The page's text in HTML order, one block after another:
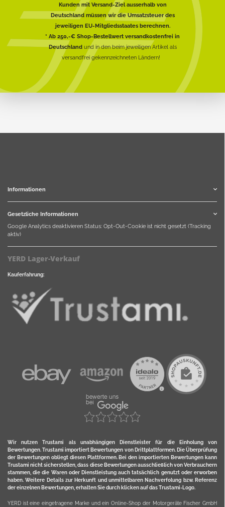
Kunden mit Versand-Ziel ausserhalb von
Deutschland müssen wir die Umsatzsteuer des
jeweiligen EU-Mitgliedsstaates berechnen.
* Ab 250,-€ Shop-Bestellwert versandkostenfrei in
Deutschlandund in den beim jeweiligen Artikel als
versandfrei gekennzeichneten Ländern!
Informationen
Gesetzliche Informationen
Google Analytics deaktivieren Status: Opt-Out-Cookie ist nicht gesetzt (Tracking
aktiv)
YERD Lager-Verkauf
Kauferfahrung:
Wir nutzen Trustami als unabhängigen Dienstleister für die Einholung von
Bewertungen. Trustami importiert Bewertungen von Drittplattformen. Die Überprüfung
der Bewertungen obliegt diesen Plattformen. Bei den importierten Bewertungen kann
Trustami nicht sicherstellen, dass diese Bewertungen ausschließlich von Verbrauchern
stammen, die die Waren oder Dienstleistung auch tatsächlich genutzt oder erworben
haben. Weitere Details zur Herkunft und unmittelbaren Nachverfolung bzw. Referenz
der einzelnen Bewertungen, erhalten Sie durch klicken auf das Trustami-Logo.
YERD ist eine eingetragene Marke und ein Online-Shop der Motorgeräte Fischer GmbH